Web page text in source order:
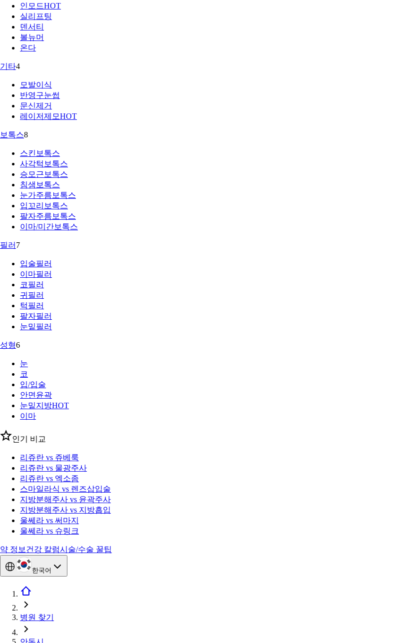
인모드HOT
실리프팅
덴서티
볼뉴머
온다
기타4
모발이식
반영구눈썹
문신제거
레이저제모HOT
보톡스8
스킨보톡스
사각턱보톡스
승모근보톡스
침샘보톡스
눈가주름보톡스
입꼬리보톡스
팔자주름보톡스
이마/미간보톡스
필러 7
입술필러
이마필러
코필러
귀필러
턱필러
팔자필러
눈밑필러
성형6
눈
코
입/입술
안면윤곽
눈밑지방HOT
이마
인기 비교
리쥬란 vs 쥬베룩
리쥬란 vs 물광주사
리쥬란 vs 엑소좀
스마일라식 vs 렌즈삽입술
지방분해주사 vs 윤곽주사
지방분해주사 vs 지방흡입
울쎄라 vs 써마지
울쎄라 vs 슈링크
약 정보 건강 칼럼시술/수술 꿀팁
한국어
병원 찾기